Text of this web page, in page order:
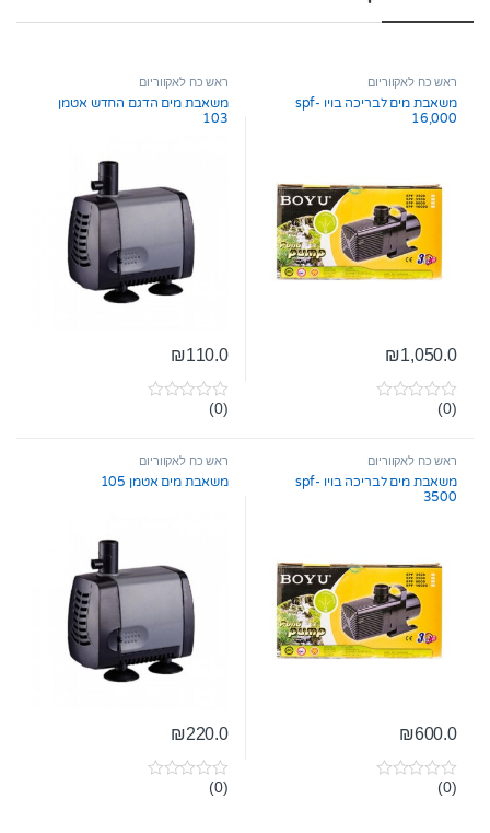
ראש כח לאקווריום
משאבת מים לבריכה בויו spf-
16,000
₪1,050.0
0
t
f
5
(0)
ראש כח לאקווריום
משאבת מים הדגם החדש אטמן
103
₪110.0
0
t
f
(0)
ראש כח לאקווריום
משאבת מים לבריכה בויו spf-
3500
₪600.0
0(0)
ראש כח לאקווריום
משאבת מים אטמן 105
₪220.0
0(0)